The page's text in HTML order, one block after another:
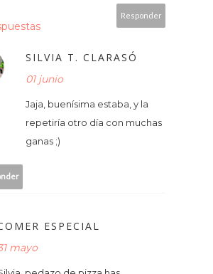
Responder
SILVIA T. CLARASÓ
01 junio
Jaja, buenísima estaba, y la
repetiría otro día con muchas
ganas ;)
ESPECIAL
mayo